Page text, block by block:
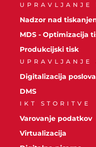
UPRAVLJANJE
Nadzor nad
MDS - Optimizacija
Produkcijski tisk
UPRAVLJANJE
Digitalizacija
DMS
IKT STORITVE
Varovanje podatkov
Virtualizacija